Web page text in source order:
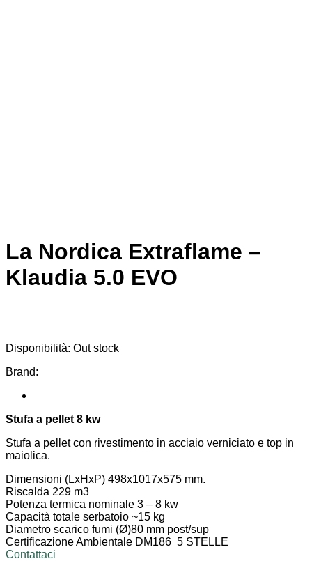
La Nordica Extraflame –
Klaudia 5.0 EVO
Disponibilità: Out stock
Brand:
Stufa a pellet 8 kw
Stufa a pellet con rivestimento in acciaio verniciato e top in
maiolica.
Dimensioni (LxHxP) 498x1017x575 mm.
Riscalda 229 m3
Potenza termica nominale 3 – 8 kw
Capacità totale serbatoio ~15 kg
Diametro scarico fumi (Ø)80 mm post/sup
Certificazione Ambientale DM186 5 STELLE
Contattaci